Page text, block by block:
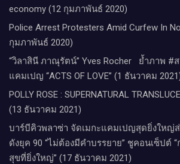
economy (12 กุมภาพันธ์ 2020)
Police Arrest Protesters Amid Curfew In
กุมภาพันธ์ 2020)
“วิลาสินี ภาณุรัตน์” Yves Rocher​ ย้ำภาพ #ส
แคมเปญ “ACTS OF LOVE” (1 ธันวาคม
POLLY ROSE : SUPERNATURAL
(13 ธันวาคม 2021)
บาร์บีคิวพลาซ่า จัดเมกะแคมเปญสุดยิ่งใหญ่ส่
ดังยุค 90 “ไม่ต้องมีคำบรรยาย” ชูคอนเซ็ปต์
สุขที่ยิ่งใหญ่” (17 ธันวาคม 2021)